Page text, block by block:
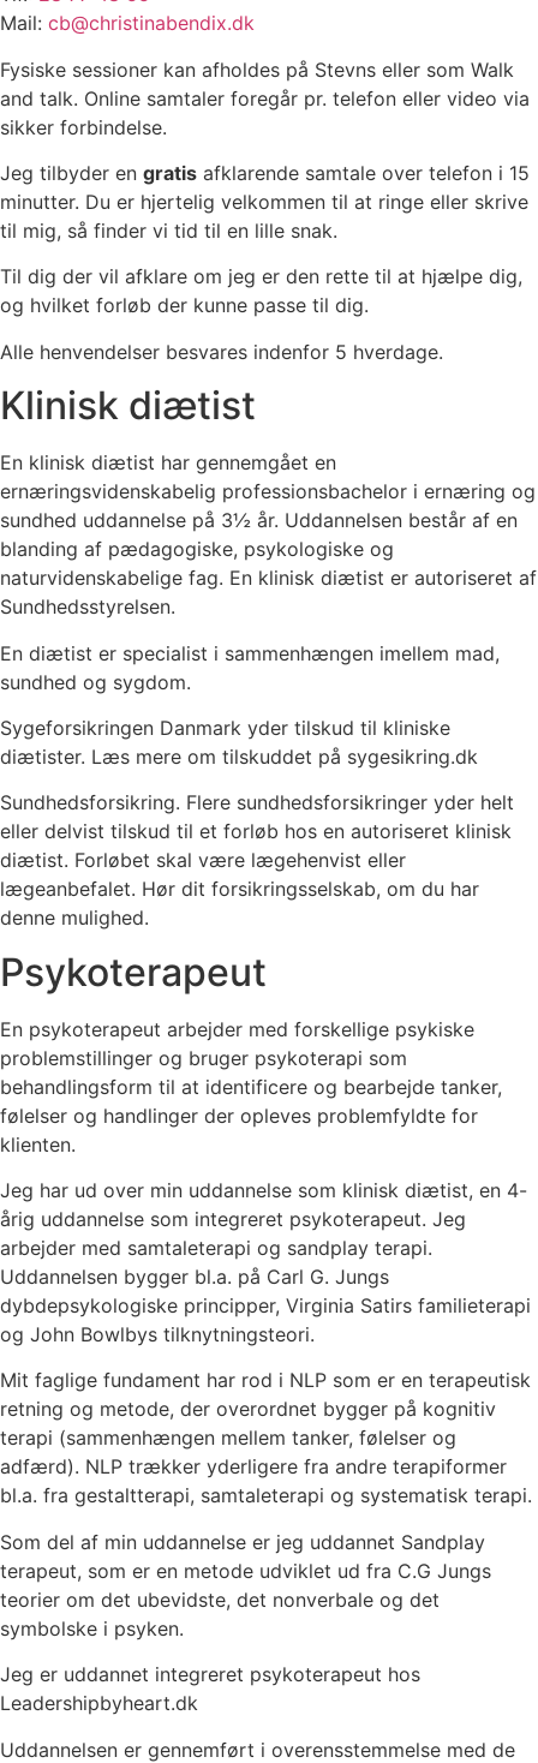
Mail: cb@christinabendix.dk
Fysiske sessioner kan afholdes på Stevns eller som Walk
and talk. Online samtaler foregår pr. telefon eller video via
sikker forbindelse.
Jeg tilbyder en gratis afklarende samtale over telefon i 15
minutter. Du er hjertelig velkommen til at ringe eller skrive
til mig, så finder vi tid til en lille snak.
Til dig der vil afklare om jeg er den rette til at hjælpe dig,
og hvilket forløb der kunne passe til dig.
Alle henvendelser besvares indenfor 5 hverdage.
Klinisk diætist
En klinisk diætist har gennemgået en
ernæringsvidenskabelig professionsbachelor i ernæring og
sundhed uddannelse på 3½ år. Uddannelsen består af en
blanding af pædagogiske, psykologiske og
naturvidenskabelige fag. En klinisk diætist er autoriseret af
Sundhedsstyrelsen.
En diætist er specialist i sammenhængen imellem mad,
sundhed og sygdom.
Sygeforsikringen Danmark yder tilskud til kliniske
diætister. Læs mere om tilskuddet på sygesikring.dk
Sundhedsforsikring. Flere sundhedsforsikringer yder helt
eller delvist tilskud til et forløb hos en autoriseret klinisk
diætist. Forløbet skal være lægehenvist eller
lægeanbefalet. Hør dit forsikringsselskab, om du har
denne mulighed.
Psykoterapeut
En psykoterapeut arbejder med forskellige psykiske
problemstillinger og bruger psykoterapi som
behandlingsform til at identificere og bearbejde tanker,
følelser og handlinger der opleves problemfyldte for
klienten.
Jeg har ud over min uddannelse som klinisk diætist, en 4-
årig uddannelse som integreret psykoterapeut. Jeg
arbejder med samtaleterapi og sandplay terapi.
Uddannelsen bygger bl.a. på Carl G. Jungs
dybdepsykologiske principper, Virginia Satirs familieterapi
og John Bowlbys tilknytningsteori.
Mit faglige fundament har rod i NLP som er en terapeutisk
retning og metode, der overordnet bygger på kognitiv
terapi (sammenhængen mellem tanker, følelser og
adfærd). NLP trækker yderligere fra andre terapiformer
bl.a. fra gestaltterapi, samtaleterapi og systematisk terapi.
Som del af min uddannelse er jeg uddannet Sandplay
terapeut, som er en metode udviklet ud fra C.G Jungs
teorier om det ubevidste, det nonverbale og det
symbolske i psyken.
Jeg er uddannet integreret psykoterapeut hos
Leadershipbyheart.dk
Uddannelsen er gennemført i overensstemmelse med de